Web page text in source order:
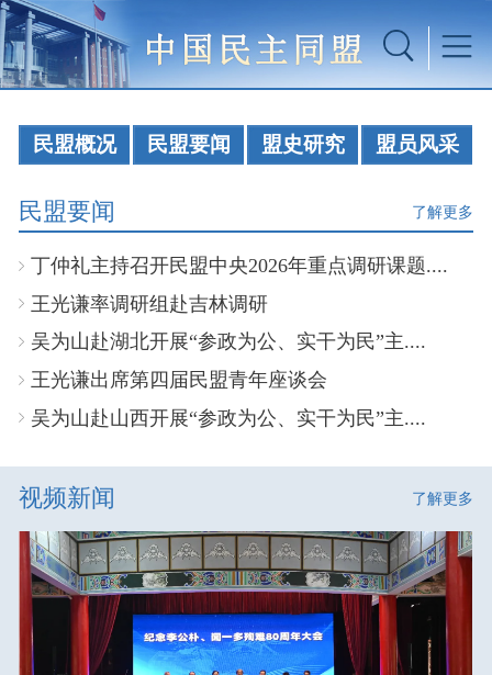
民盟概况 民盟要闻 盟史研究 盟员风采
民盟要闻 了解更多
丁仲礼主持召开民盟中央2026年重点调研课题....
王光谦率调研组赴吉林调研
吴为山赴湖北开展“参政为公、实干为民”主....
王光谦出席第四届民盟青年座谈会
吴为山赴山西开展“参政为公、实干为民”主....
视频新闻 了解更多